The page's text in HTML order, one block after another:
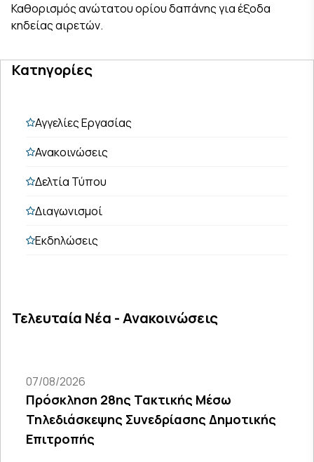
Καθορισμός ανώτατου ορίου δαπάνης για έξοδα
κηδείας αιρετών.
Κατηγορίες
Αγγελίες Εργασίας
Ανακοινώσεις
Δελτία Τύπου
Διαγωνισμοί
Εκδηλώσεις
Τελευταία Νέα - Ανακοινώσεις
07/08/2026
Πρόσκληση 28ης Τακτικής Μέσω
Τηλεδιάσκεψης Συνεδρίασης Δημοτικής
Επιτροπής